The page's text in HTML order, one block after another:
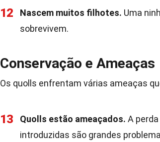
12 Nascem muitos filhotes. Uma
sobrevivem.
Conservação e Ameaças
Os quolls enfrentam várias ameaças
13 Quolls estão ameaçados. A
introduzidas são grandes